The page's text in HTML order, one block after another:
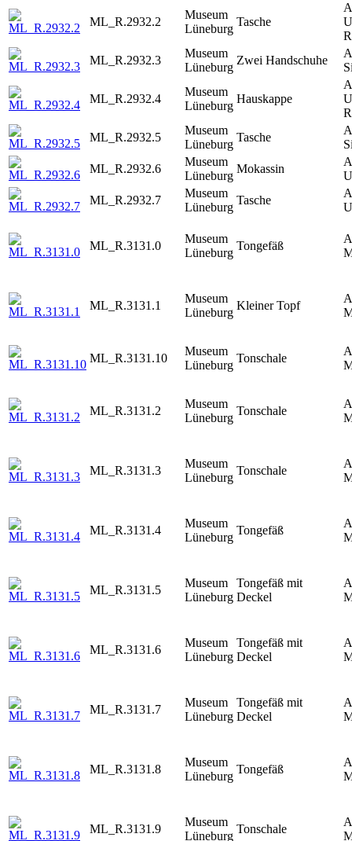
ML_R.2932.2
Museum
Lüneburg
Tasche
ML_R.2932.3
Museum
Lüneburg
Zwei Handschuhe
ML_R.2932.4
Museum
Lüneburg
Hauskappe
ML_R.2932.5
Museum
Lüneburg
Tasche
ML_R.2932.6
Museum
Lüneburg
Mokassin
ML_R.2932.7
Museum
Lüneburg
Tasche
ML_R.3131.0
Museum
Lüneburg
Tongefäß
ML_R.3131.1
Museum
Lüneburg
Kleiner Topf
ML_R.3131.10
Museum
Lüneburg
Tonschale
ML_R.3131.2
Museum
Lüneburg
Tonschale
ML_R.3131.3
Museum
Lüneburg
Tonschale
ML_R.3131.4
Museum
Lüneburg
Tongefäß
ML_R.3131.5
Museum
Lüneburg
Tongefäß mit
Deckel
ML_R.3131.6
Museum
Lüneburg
Tongefäß mit
Deckel
ML_R.3131.7
Museum
Lüneburg
Tongefäß mit
Deckel
ML_R.3131.8
Museum
Lüneburg
Tongefäß
ML_R.3131.9
Museum
Lüneburg
Tonschale